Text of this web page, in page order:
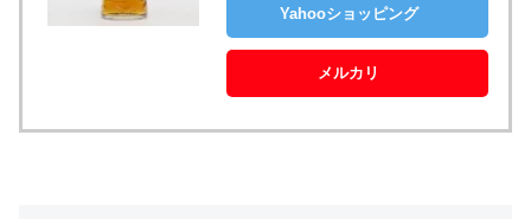
Yahooショッピング
メルカリ